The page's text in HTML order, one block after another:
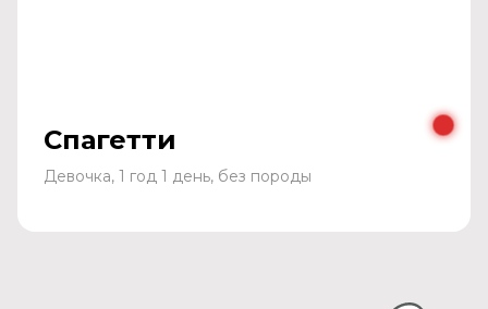
Спагетти
Девочка, 1 год 1 день, без породы